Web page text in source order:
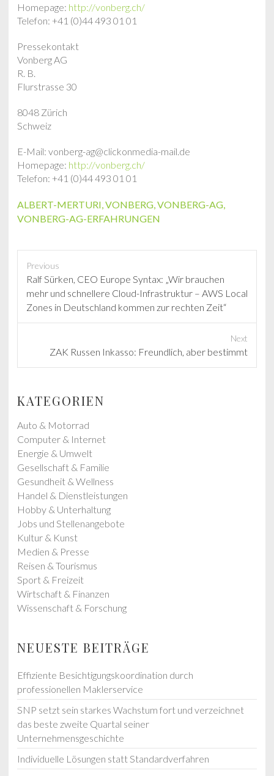
Homepage: http://vonberg.ch/
Telefon: +41 (0)44 493 01 01
Pressekontakt
Vonberg AG
R. B.
Flurstrasse 30
8048 Zürich
Schweiz
E-Mail: vonberg-ag@clickonmedia-mail.de
Homepage: http://vonberg.ch/
Telefon: +41 (0)44 493 01 01
ALBERT-MERTURI,VONBERG,VONBERG-AG,
VONBERG-AG-ERFAHRUNGEN
Previous
P
r
e
v
o
s
Ralf Sürken, CEO Europe Syntax: „Wir brauchen
mehr und schnellere Cloud-Infrastruktur – AWS Local
Zones in Deutschland kommen zur rechten Zeit“
Next
e
p
o
s
t
:
ZAK Russen Inkasso: Freundlich, aber bestimmt
KATEGORIEN
Auto & Motorrad
Computer & Internet
Energie & Umwelt
Gesellschaft & Familie
Gesundheit & Wellness
Handel & Dienstleistungen
Hobby & Unterhaltung
Jobs und Stellenangebote
Kultur & Kunst
Medien & Presse
Reisen & Tourismus
Sport & Freizeit
Wirtschaft & Finanzen
Wissenschaft & Forschung
NEUESTE BEITRÄGE
Effiziente Besichtigungskoordination durch
professionellen Maklerservice
SNP setzt sein starkes Wachstum fort und verzeichnet
das beste zweite Quartal seiner
Unternehmensgeschichte
Individuelle Lösungen statt Standardverfahren